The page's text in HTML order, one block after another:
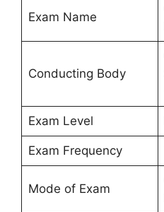
Exam Name
Conducting Body
Exam Level
Exam Frequency
Mode of Exam